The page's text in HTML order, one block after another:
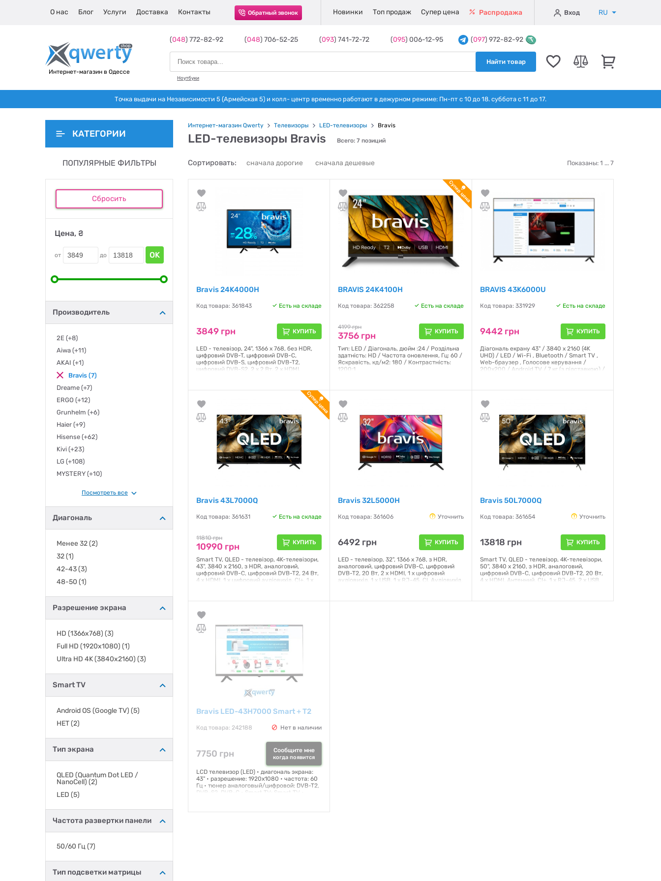
О нас Блог Услуги Доставка Контакты Обратный звонок Новинки Топ продаж Супер цена Распродажа Вход RU
Интернет-магазин в Одессе
(048) 772-82-92 (048) 706-52-25 (093) 741-72-72 (095) 006-12-95 (097) 972-82-92
Найти товар
Ноутбуки
Точка выдачи на Независимости 5 (Армейская 5) и колл- центр временно работают в дежурном режиме: Пн-пт с 10 до 18. суббота с 11 до 17.
КАТЕГОРИИ
ПОПУЛЯРНЫЕ ФИЛЬТРЫ
Сбросить
Цена, ₴
от до OK
Производитель
2E (+8)
Aiwa (+11)
AKAI (+1)
Bravis (7)
Dreame (+7)
ERGO (+12)
Grunhelm (+6)
Haier (+9)
Hisense (+62)
Kivi (+23)
LG (+108)
MYSTERY (+10)
Samsung
SETUP (+2)
Sharp
Sony(+16)
TCL(+80)
Tesla(+1)
Thomson(+15)
Toshiba(+8)
Vinga(+10)
Xiaomi(+27)
Посмотреть все
Диагональ
Менее 32(2)
32(1)
42-43(3)
48-50 (1)
Разрешение экрана
HD (1366x768) (3)
Full HD (1920x1080) (1)
Ultra HD 4K (3840x2160) (3)
Smart TV
Android OS (Google TV) (5)
НЕТ(2)
Тип экрана
QLED (Quantum Dot LED /
NanoCell) (2)
LED (5)
Частота развертки панели
50/60 Гц(7)
Тип подсветки матрицы
Интернет-магазин Qwerty Телевизоры LED-телевизоры Bravis
LED-телевизоры Bravis Всего: 7 позиций
Сортировать: сначала дорогие сначала дешевые Показаны: 1 ... 7
Bravis 24K4000H
Код товара: 361843 Есть на складе
3849 грн КУПИТЬ
LED - телевізор, 24", 1366 x 768, без HDR,
цифровий DVB-T, цифровий DVB-C,
цифровий DVB-S, цифровий DVB-T2,
цифровий DVB-S2, 2 х 2 Вт, 2 x HDMI,
(200х100мм), 552.9 х 369.7 х 144.1 мм
Гарантия:
BRAVIS 24K4100H
Код товара: 362258 Есть на складе
4199 грн
3756 грн КУПИТЬ
Тип: LED / Діагональ, дюйм :24 / Роздільна
здатність: HD / Частота оновлення, Гц: 60 /
Яскравість, кд/м2: 180 / Контрастність:
1200:1
BRAVIS 43K6000U
Код товара: 331929 Есть на складе
9442 грн КУПИТЬ
Діагональ екрану 43" / 3840 x 2160 (4K
UHD) / LED / Wi-Fi , Bluetooth / Smart TV ,
Web-браузер , Голосове керування /
200x200 / Android TV / 7 кг (з підставкою) /
Гарантия:12 месяцев
Bravis 43L7000Q
Код товара: 361631 Есть на складе
11810 грн
10990 грн КУПИТЬ
Smart TV, QLED - телевізор, 4K-телевізори,
43", 3840 x 2160, з HDR, аналоговий,
цифровий DVB-C, цифровий DVB-T2, 24 Вт,
4 x HDMI, 1 x цифровий аудіовихід, CI+, 1 x
605 х 201 мм, 5.9 кг
Гарантия:
Bravis 32L5000H
Код товара: 361606 Уточнить
6492 грн КУПИТЬ
LED - телевізор, 32", 1366 x 768, з HDR,
аналоговий, цифровий DVB-C, цифровий
DVB-T2, 20 Вт, 2 x HDMI, 1 x цифровий
аудіовихід, 1 x USB, 1 x RJ-45, CI, Аудіовихід,
кг
Bravis 50L7000Q
Код товара: 361654 Уточнить
13818 грн КУПИТЬ
Smart TV, QLED - телевізор, 4K-телевізори,
50", 3840 x 2160, з HDR, аналоговий,
цифровий DVB-C, цифровий DVB-T2, 20 Вт,
4 x HDMI, Антенний, CI+, 1 x RJ-45, 2 x USB,
275.2 мм, 8.2 кг
Bravis LED-43H7000 Smart + T2
Код товара: 242188 Нет в наличии
7750 грн Сообщите мне
когда появится
LCD телевизор (LED) • диагональ экрана:
43" • разрешение: 1920x1080 • частота: 60
Гц • тюнер аналоговый/цифровой: DVB-T2,
DVB-S2, DVB-C • Smart TV: Smart TV •
Гарантия:12 месяцев